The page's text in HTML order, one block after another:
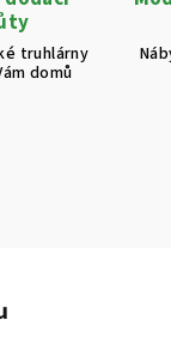
truhlárny
domů